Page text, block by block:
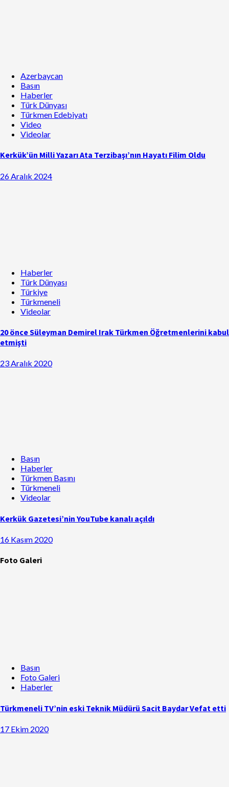
Azerbaycan
Basın
Haberler
Türk Dünyası
Türkmen Edebiyatı
Video
Videolar
Kerkük’ün Milli Yazarı Ata Terzibaşı’nın Hayatı Filim Oldu
26 Aralık 2024
Haberler
Türk Dünyası
Türkiye
Türkmeneli
Videolar
20 önce Süleyman Demirel Irak Türkmen Öğretmenlerini kabul
etmişti
23 Aralık 2020
Basın
Haberler
Türkmen Basını
Türkmeneli
Videolar
Kerkük Gazetesi’nin YouTube kanalı açıldı
16 Kasım 2020
Foto Galeri
Basın
Foto Galeri
Haberler
Türkmeneli TV’nin eski Teknik Müdürü Sacit Baydar Vefat etti
17 Ekim 2020